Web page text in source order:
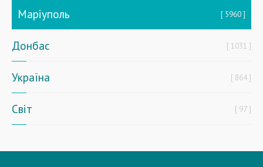
Маріуполь 5960
Донбас 1031
Україна 864
Світ 97